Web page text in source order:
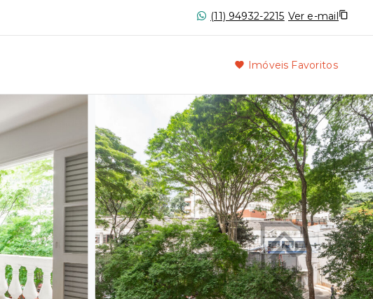
(11) 94932-2215 Ver e-mail
Imóveis Favoritos